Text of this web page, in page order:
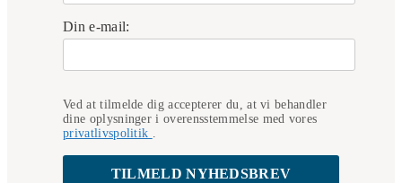
Din e-mail:
Ved at tilmelde dig accepterer du, at vi behandler
dine oplysninger i overensstemmelse med vores
privatlivspolitik